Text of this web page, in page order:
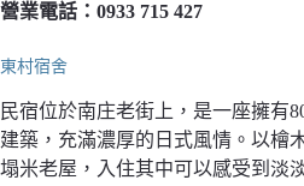
營業電話：0933 715 427
東村宿舍
民宿位於南庄老街上，是一座擁有
建築，充滿濃厚的日式風情。以檜
塌米老屋，入住其中可以感受到淡